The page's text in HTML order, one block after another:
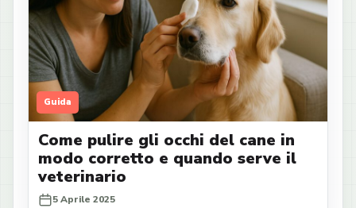
Guida
Come pulire gli occhi del cane in
modo corretto e quando serve il
veterinario
5 Aprile 2025